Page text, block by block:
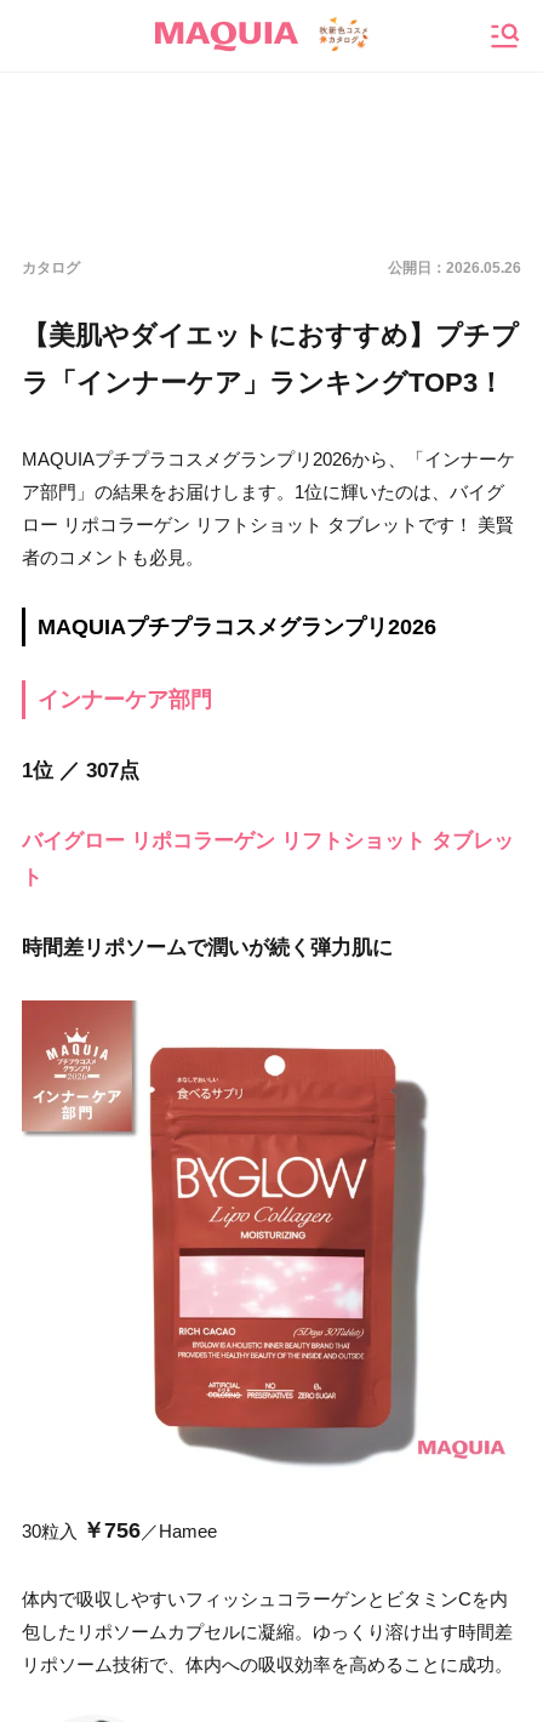
カタログ 公開日： 2026.05.26
【美肌やダイエットにおすすめ】プチプ
ラ「インナーケア」ランキングTOP3！
MAQUIAプチプラコスメグランプリ2026から、「インナーケ
ア部門」の結果をお届けします。1位に輝いたのは、バイグ
ロー リポコラーゲン リフトショット タブレットです！ 美賢
者のコメントも必見。
MAQUIAプチプラコスメグランプリ2026
インナーケア部門
1位 ／ 307点
バイグロー リポコラーゲン リフトショット タブレッ
ト
時間差リポソームで潤いが続く弾力肌に
30粒入 ￥756／Hamee
体内で吸収しやすいフィッシュコラーゲンとビタミンCを内
包したリポソームカプセルに凝縮。ゆっくり溶け出す時間差
リポソーム技術で、体内への吸収効率を高めることに成功。